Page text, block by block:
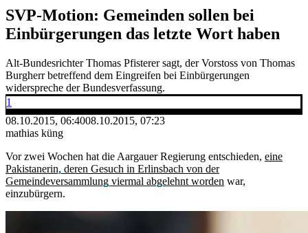
SVP-Motion: Gemeinden sollen bei
Einbürgerungen das letzte Wort haben
Alt-Bundesrichter Thomas Pfisterer sagt, der Vorstoss von Thomas
Burgherr betreffend dem Eingreifen bei Einbürgerungen
widerspreche der Bundesverfassung.
1
08.10.2015, 06:4008.10.2015, 07:23
mathias küng
Vor zwei Wochen hat die Aargauer Regierung entschieden, eine
Pakistanerin, deren Gesuch in Erlinsbach von der
Gemeindeversammlung viermal abgelehnt worden war,
einzubürgern.